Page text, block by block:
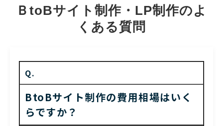
ＢtoBサイト制作・LP制作のよ
くある質問
Q.
BtoBサイト制作の費用相場はいく
らですか？